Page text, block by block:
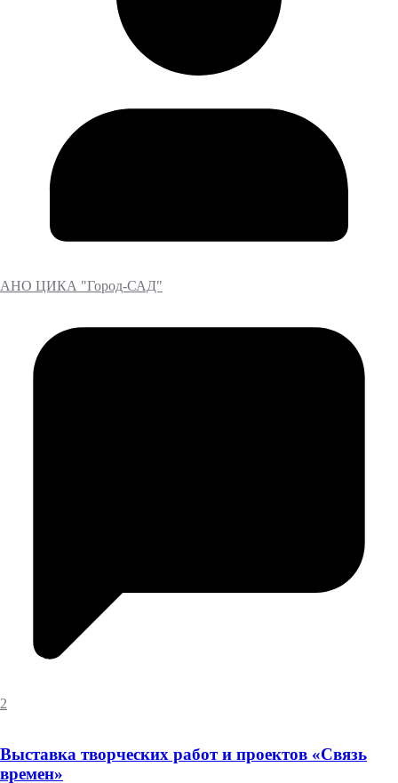
АНО ЦИКА "Город-САД"
2
Выставка творческих работ и проектов «Связь
времен»